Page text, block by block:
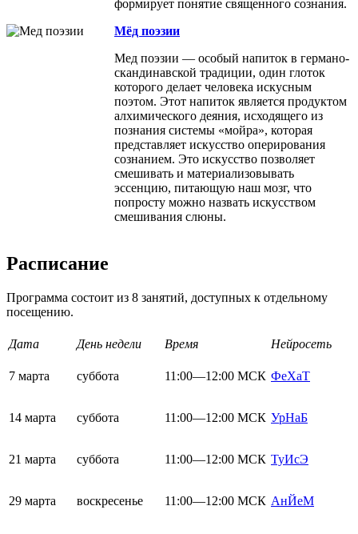
формирует понятие священного сознания.
Мёд поэзии
Мед поэзии — особый напиток в германо-
скандинавской традиции, один глоток
которого делает человека искусным
поэтом. Этот напиток является продуктом
алхимического деяния, исходящего из
познания системы «мойра», которая
представляет искусство оперирования
сознанием. Это искусство позволяет
смешивать и материализовывать
эссенцию, питающую наш мозг, что
попросту можно назвать искусством
смешивания слюны.
Расписание
Программа состоит из 8 занятий, доступных к отдельному
посещению.
Дата День недели Время Нейросеть
7 марта суббота 11:00—12:00 МСК ФеХаТ
14 марта суббота 11:00—12:00 МСК УрНаБ
21 марта суббота 11:00—12:00 МСК ТуИсЭ
29 марта воскресенье 11:00—12:00 МСК АнЙеМ